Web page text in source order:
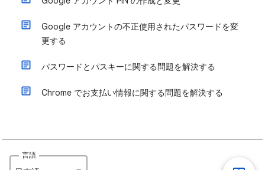
Google アカウントの不正使用されたパスワードを変
更する
パスワードとパスキーに関する問題を解決する
Chrome でお支払い情報に関する問題を解決する
言語